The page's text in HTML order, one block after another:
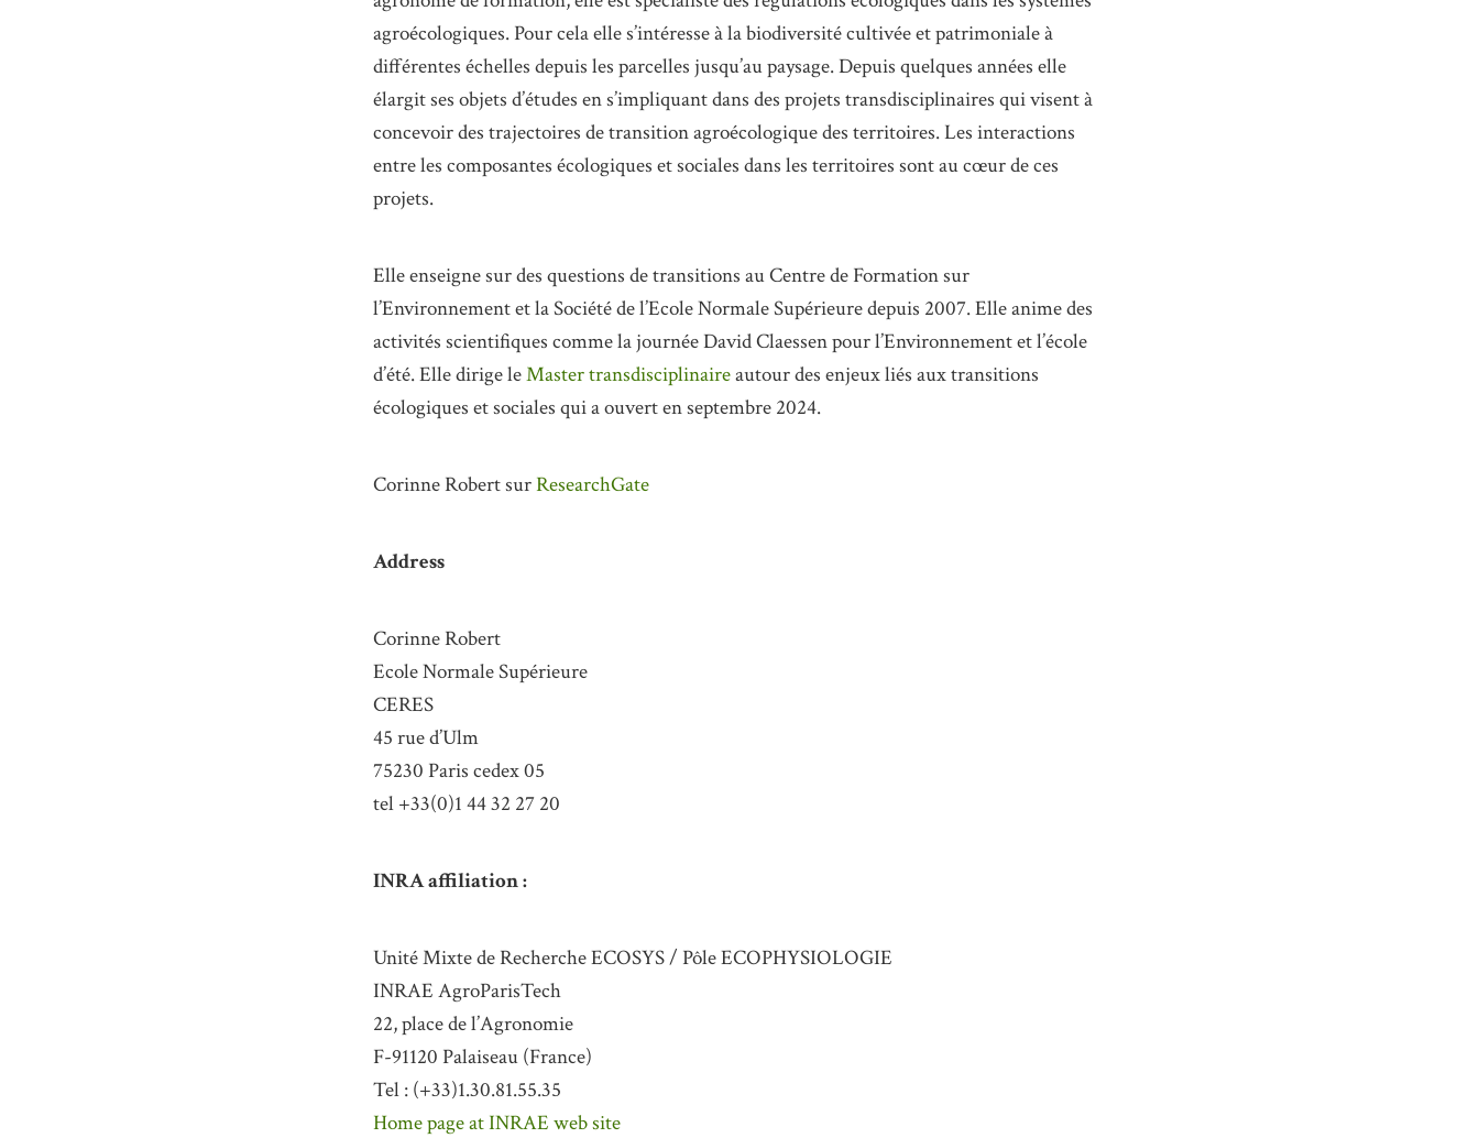
agroécologiques. Pour cela elle s’intéresse à la biodiversité cultivée et patrimoniale à
différentes échelles depuis les parcelles jusqu’au paysage. Depuis quelques années elle
élargit ses objets d’études en s’impliquant dans des projets transdisciplinaires qui visent à
concevoir des trajectoires de transition agroécologique des territoires. Les interactions
entre les composantes écologiques et sociales dans les territoires sont au cœur de ces
projets.
Elle enseigne sur des questions de transitions au Centre de Formation sur
l’Environnement et la Société de l’Ecole Normale Supérieure depuis 2007. Elle anime des
activités scientifiques comme la journée David Claessen pour l’Environnement et l’école
d’été. Elle dirige leMaster transdisciplinaireautour des enjeux liés aux transitions
écologiques et sociales qui a ouvert en septembre 2024.
Corinne Robert surResearchGate
Address
Corinne Robert
Ecole Normale Supérieure
CERES
45 rue d’Ulm
75230 Paris cedex 05
tel +33(0)1 44 32 27 20
INRA affiliation :
Unité Mixte de Recherche ECOSYS / Pôle ECOPHYSIOLOGIE
INRAE AgroParisTech
22, place de l’Agronomie
F-91120 Palaiseau (France)
Tel : (+33)1.30.81.55.35
Home page at INRAE web site